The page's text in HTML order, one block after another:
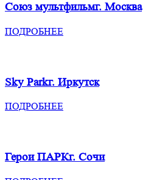
Союз мультфильмг. Москва
ПОДРОБНЕЕ
Sky Parkг. Иркутск
ПОДРОБНЕЕ
Герои ПАРКг. Сочи